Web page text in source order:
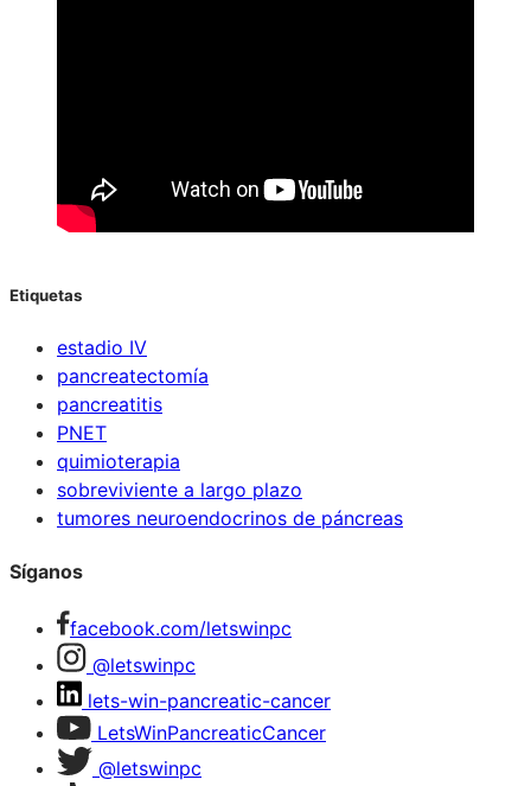
Etiquetas
estadio IV
pancreatectomía
pancreatitis
PNET
quimioterapia
sobreviviente a largo plazo
tumores neuroendocrinos de páncreas
Síganos
facebook.com/letswinpc
@letswinpc
lets-win-pancreatic-cancer
LetsWinPancreaticCancer
@letswinpc